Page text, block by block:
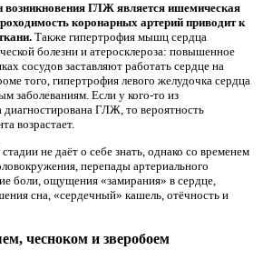
возникновения ГЛЖ является ишемическая
коронарных артерий приводит к
Также гипертрофия мышц сердца
болезни и атеросклероза: повышенное
сосудов заставляют работать сердце на
того, гипертрофия левого желудочка сердца
заболеваниям. Если у кого-то из
диагностирована ГЛЖ, то вероятность
возрастает.
не даёт о себе знать, однако со временем
перепады артериального
боли, ощущения «замирания» в сердце,
сна, «сердечный» кашель, отёчность и
чесноком и зверобоем